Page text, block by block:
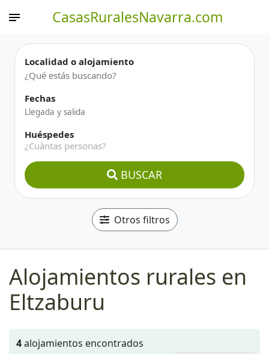
CasasRuralesNavarra.com
Localidad o alojamiento
Fechas
Huéspedes
¿Cuántas personas?
BUSCAR
Otros filtros
Alojamientos rurales en
Eltzaburu
4alojamientos encontrados